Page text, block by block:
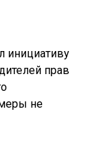
инициативу
прав
не